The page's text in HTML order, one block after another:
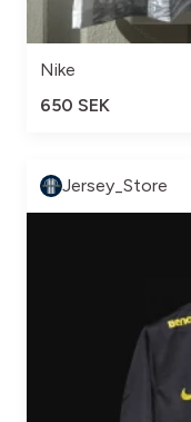
Nike
650 SEK
Jersey_Store